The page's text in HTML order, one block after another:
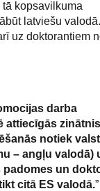
kopsavilkuma
latviešu
uz doktorantiem
darba
attiecīgās
notiek
– angļu valodā)
un
citā ES valodā.”